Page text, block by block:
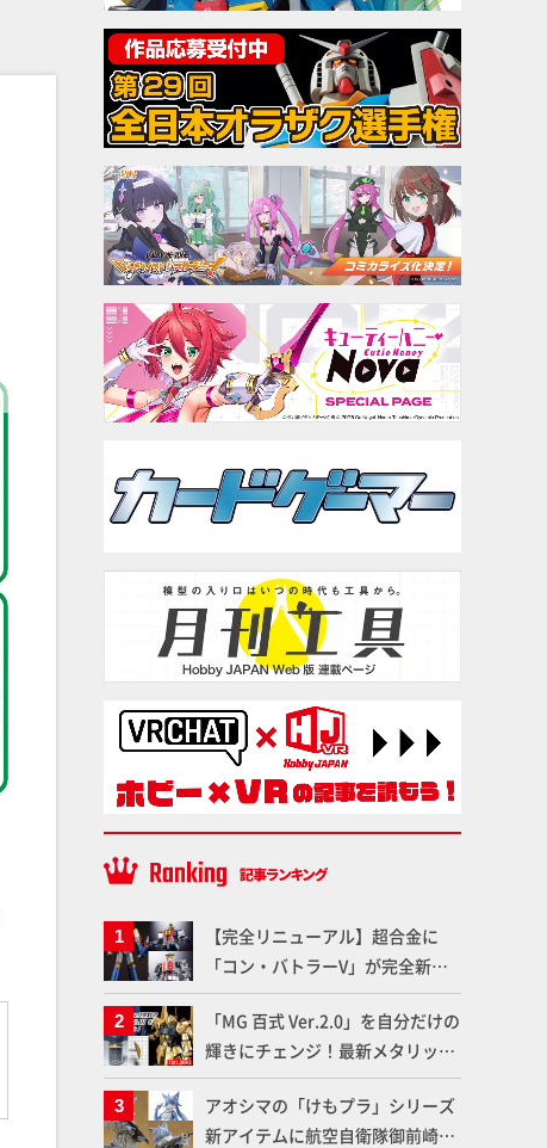
【完全リニューアル】超合金に
「コン・バトラーV」が完全新規
造形で登場！気になる仕様を試作
品の撮り下ろしでご紹介!!さらに
「大鉄人17」＆「ワンエイト」セ
ット情報もお届け！【超合金の
魂】
「MG 百式 Ver.2.0」を自分だけの
輝きにチェンジ！最新メタリック
塗料を使ってより金属感を増した
仕上がりに!!【試し読み】
アオシマの「けもプラ」シリーズ
新アイテムに航空自衛隊御前崎分